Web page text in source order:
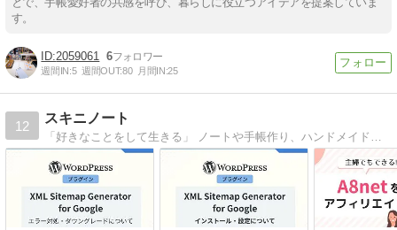
す。
2059061 6
週間IN:5 週間OUT:80 月間IN:25
12
スキニノート